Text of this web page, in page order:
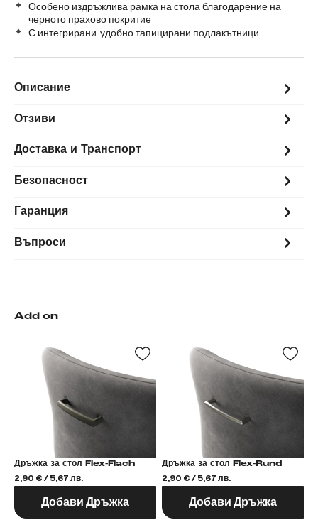
Особено издръжлива рамка на стола благодарение на
черното прахово покритие
С интегрирани, удобно тапицирани подлакътници
Описание
Отзиви
Доставка и Транспорт
Безопасност
Гаранция
Въпроси
Add on
Дръжка за стол Flex-Flach
2,90 € / 5,67 лв.
Добави Дръжка
Дръжка за стол Flex-Rund
2,90 € / 5,67 лв.
Добави Дръжка